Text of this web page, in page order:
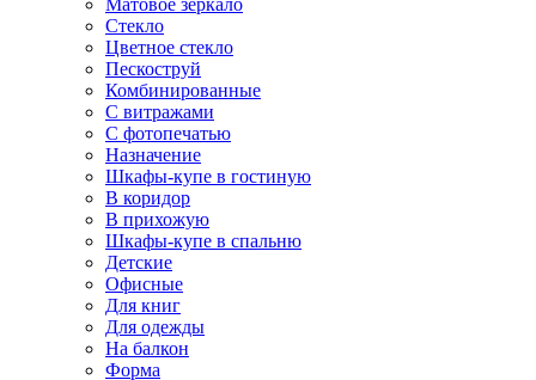
Матовое зеркало
Стекло
Цветное стекло
Пескоструй
Комбинированные
С витражами
С фотопечатью
Назначение
Шкафы-купе в гостиную
В коридор
В прихожую
Шкафы-купе в спальню
Детские
Офисные
Для книг
Для одежды
На балкон
Форма